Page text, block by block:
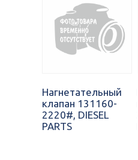
Нагнетательный
клапан 131160-
2220#, DIESEL
PARTS